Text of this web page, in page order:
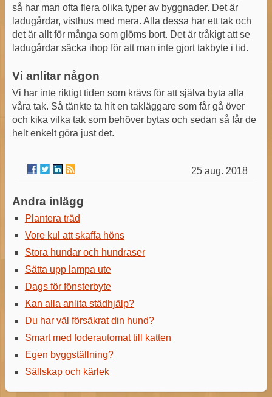
så har man ofta flera olika typer av byggnader. Det är
ladugårdar, visthus med mera. Alla dessa har ett tak och
det är allt för många som glöms bort. Det är tråkigt att se
ladugårdar säcka ihop för att man inte gjort takbyte i tid.
Vi anlitar någon
Vi har inte riktigt tiden som krävs för att själva byta alla
våra tak. Så tänkte ta hit en takläggare som får gå över
och kika vilka tak som behöver bytas och sedan så får de
helt enkelt göra just det.
25 aug. 2018
Andra inlägg
Plantera träd
Vore kul att skaffa höns
Stora hundar och hundraser
Sätta upp lampa ute
Dags för fönsterbyte
Kan alla anlita städhjälp?
Du har väl försäkrat din hund?
Smart med foderautomat till katten
Egen byggställning?
Sällskap och kärlek